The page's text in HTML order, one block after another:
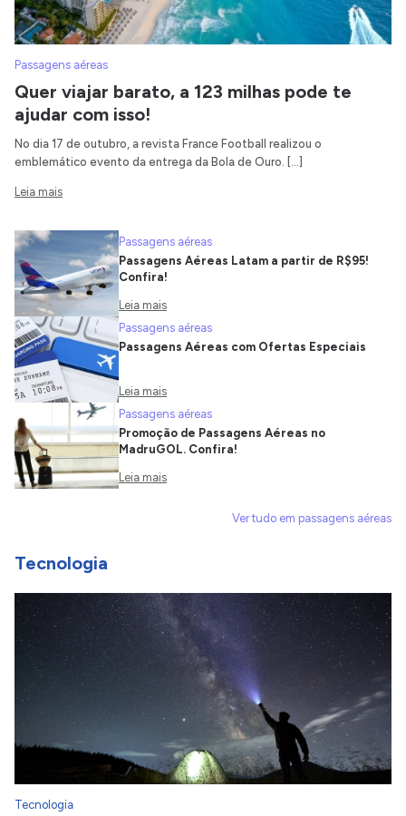
Passagens aéreas
Quer viajar barato, a 123 milhas pode te
ajudar com isso!
No dia 17 de outubro, a revista France Football realizou o
emblemático evento da entrega da Bola de Ouro. […]
Leia mais
Passagens aéreas
Passagens Aéreas Latam a partir de R$95!
Confira!
Leia mais
Passagens aéreas
Passagens Aéreas com Ofertas Especiais
Leia mais
Passagens aéreas
Promoção de Passagens Aéreas no
MadruGOL. Confira!
Leia mais
Ver tudo em passagens aéreas
Tecnologia
Tecnologia